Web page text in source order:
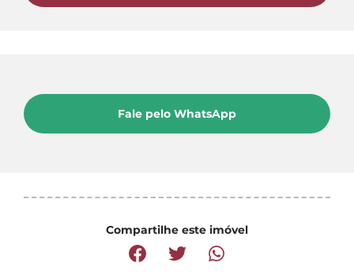
Fale pelo WhatsApp
Compartilhe este imóvel